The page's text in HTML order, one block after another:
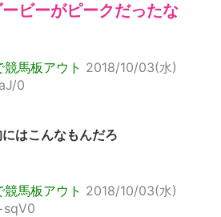
ビーがピークだったな
馬板アウト 2018/10/03(水)
0
はこんなもんだろ
馬板アウト 2018/10/03(水)